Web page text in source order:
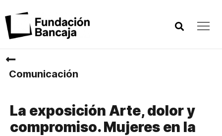
Comunicación
La exposición Arte, dolor y
compromiso. Mujeres en la